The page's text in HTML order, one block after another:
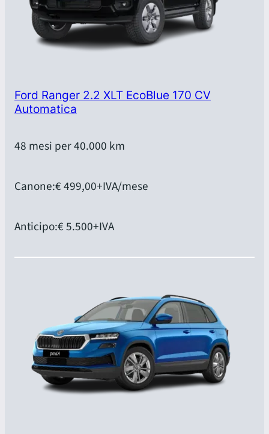
Ford Ranger 2.2 XLT EcoBlue 170 CV
Automatica
48 mesi per 40.000 km
Canone:€ 499,00+IVA/mese
Anticipo:€ 5.500+IVA